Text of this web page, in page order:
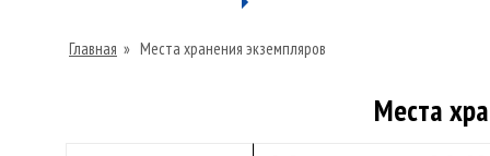
Главная » Места хранения экземпляров
Места